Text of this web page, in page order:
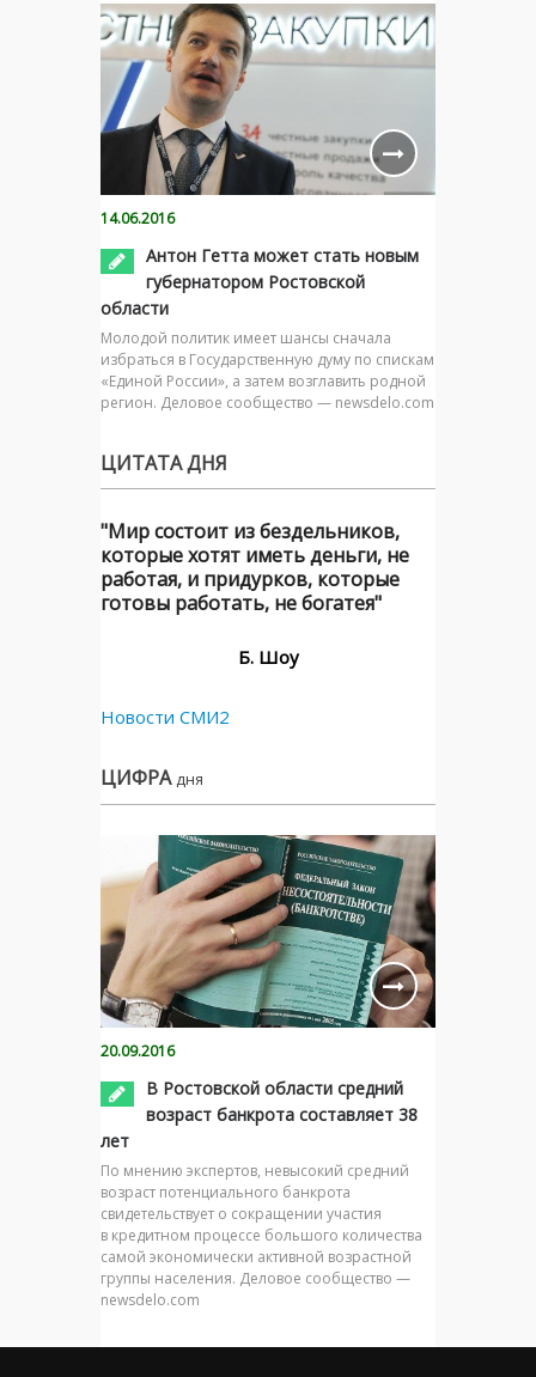
14.06.2016
Антон Гетта может стать новым
губернатором Ростовской
области
Молодой политик имеет шансы сначала
избраться в Государственную думу по спискам
«Единой России», а затем возглавить родной
регион. Деловое сообщество — newsdelo.com
ЦИТАТА ДНЯ
"Мир состоит из бездельников,
которые хотят иметь деньги, не
работая, и придурков, которые
готовы работать, не богатея"
Б. Шоу
Новости СМИ2
ЦИФРА дня
20.09.2016
В Ростовской области средний
возраст банкрота составляет 38
лет
По мнению экспертов, невысокий средний
возраст потенциального банкрота
свидетельствует о сокращении участия
в кредитном процессе большого количества
самой экономически активной возрастной
группы населения. Деловое сообщество —
newsdelo.com